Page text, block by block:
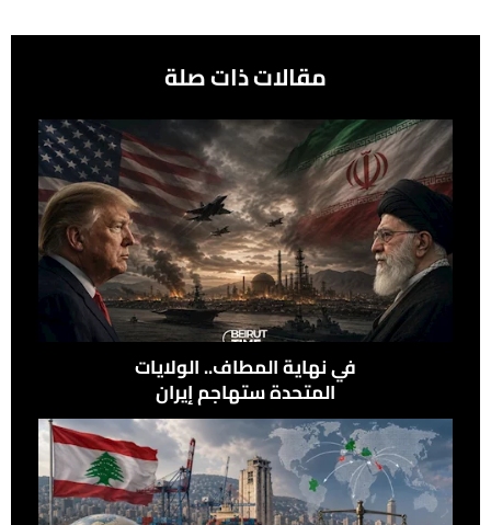
مقالات ذات صلة
في نهاية المطاف.. الولايات
المتحدة ستهاجم إيران